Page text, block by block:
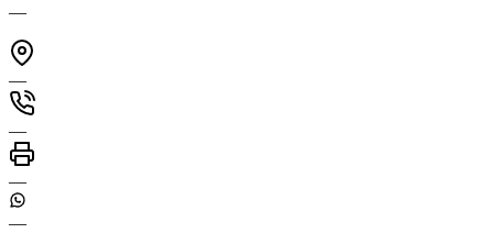
—
—
—
—
—